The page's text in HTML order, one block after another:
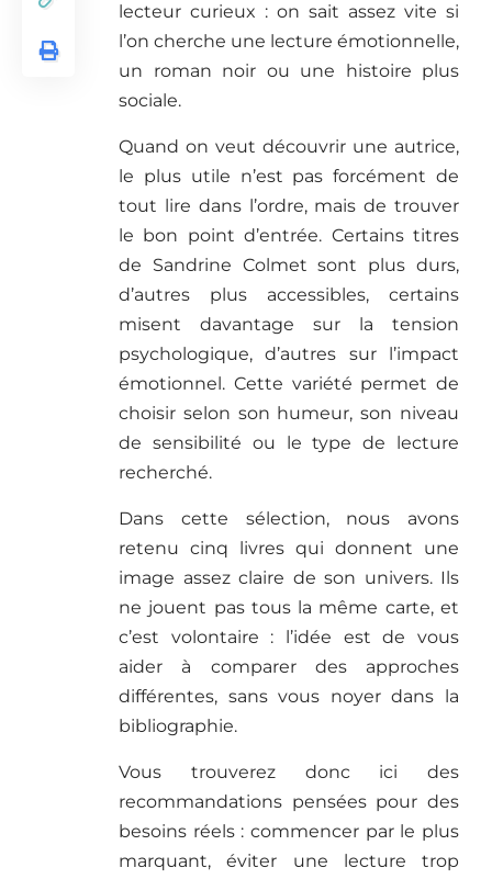
lecteur curieux : on sait assez vite si
l’on cherche une lecture émotionnelle,
un roman noir ou une histoire plus
sociale.
Quand on veut découvrir une autrice,
le plus utile n’est pas forcément de
tout lire dans l’ordre, mais de trouver
le bon point d’entrée. Certains titres
de Sandrine Colmet sont plus durs,
d’autres plus accessibles, certains
misent davantage sur la tension
psychologique, d’autres sur l’impact
émotionnel. Cette variété permet de
choisir selon son humeur, son niveau
de sensibilité ou le type de lecture
recherché.
Dans cette sélection, nous avons
retenu cinq livres qui donnent une
image assez claire de son univers. Ils
ne jouent pas tous la même carte, et
c’est volontaire : l’idée est de vous
aider à comparer des approches
différentes, sans vous noyer dans la
bibliographie.
Vous trouverez donc ici des
recommandations pensées pour des
besoins réels : commencer par le plus
marquant, éviter une lecture trop